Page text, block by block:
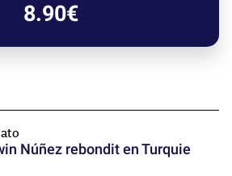
8.90€
Núñez rebondit en Turquie